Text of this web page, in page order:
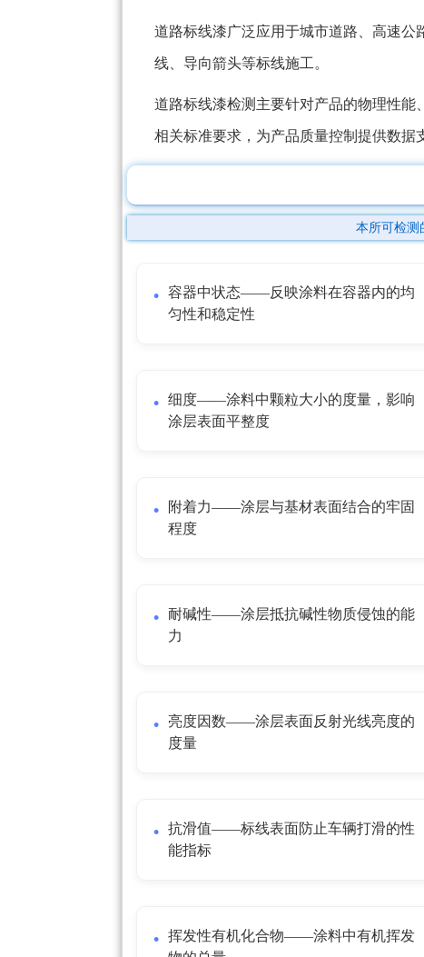
道路标线漆广泛应用于城市道路、高速
线、导向箭头等标线施工。
道路标线漆检测主要针对产品的物理性
相关标准要求，为产品质量控制提供数据
本所可检测
容器中状态——反映涂料在容器内的均
匀性和稳定性
细度——涂料中颗粒大小的度量，影响
涂层表面平整度
附着力——涂层与基材表面结合的牢固
程度
耐碱性——涂层抵抗碱性物质侵蚀的能
力
亮度因数——涂层表面反射光线亮度的
度量
抗滑值——标线表面防止车辆打滑的性
能指标
挥发性有机化合物——涂料中有机挥发